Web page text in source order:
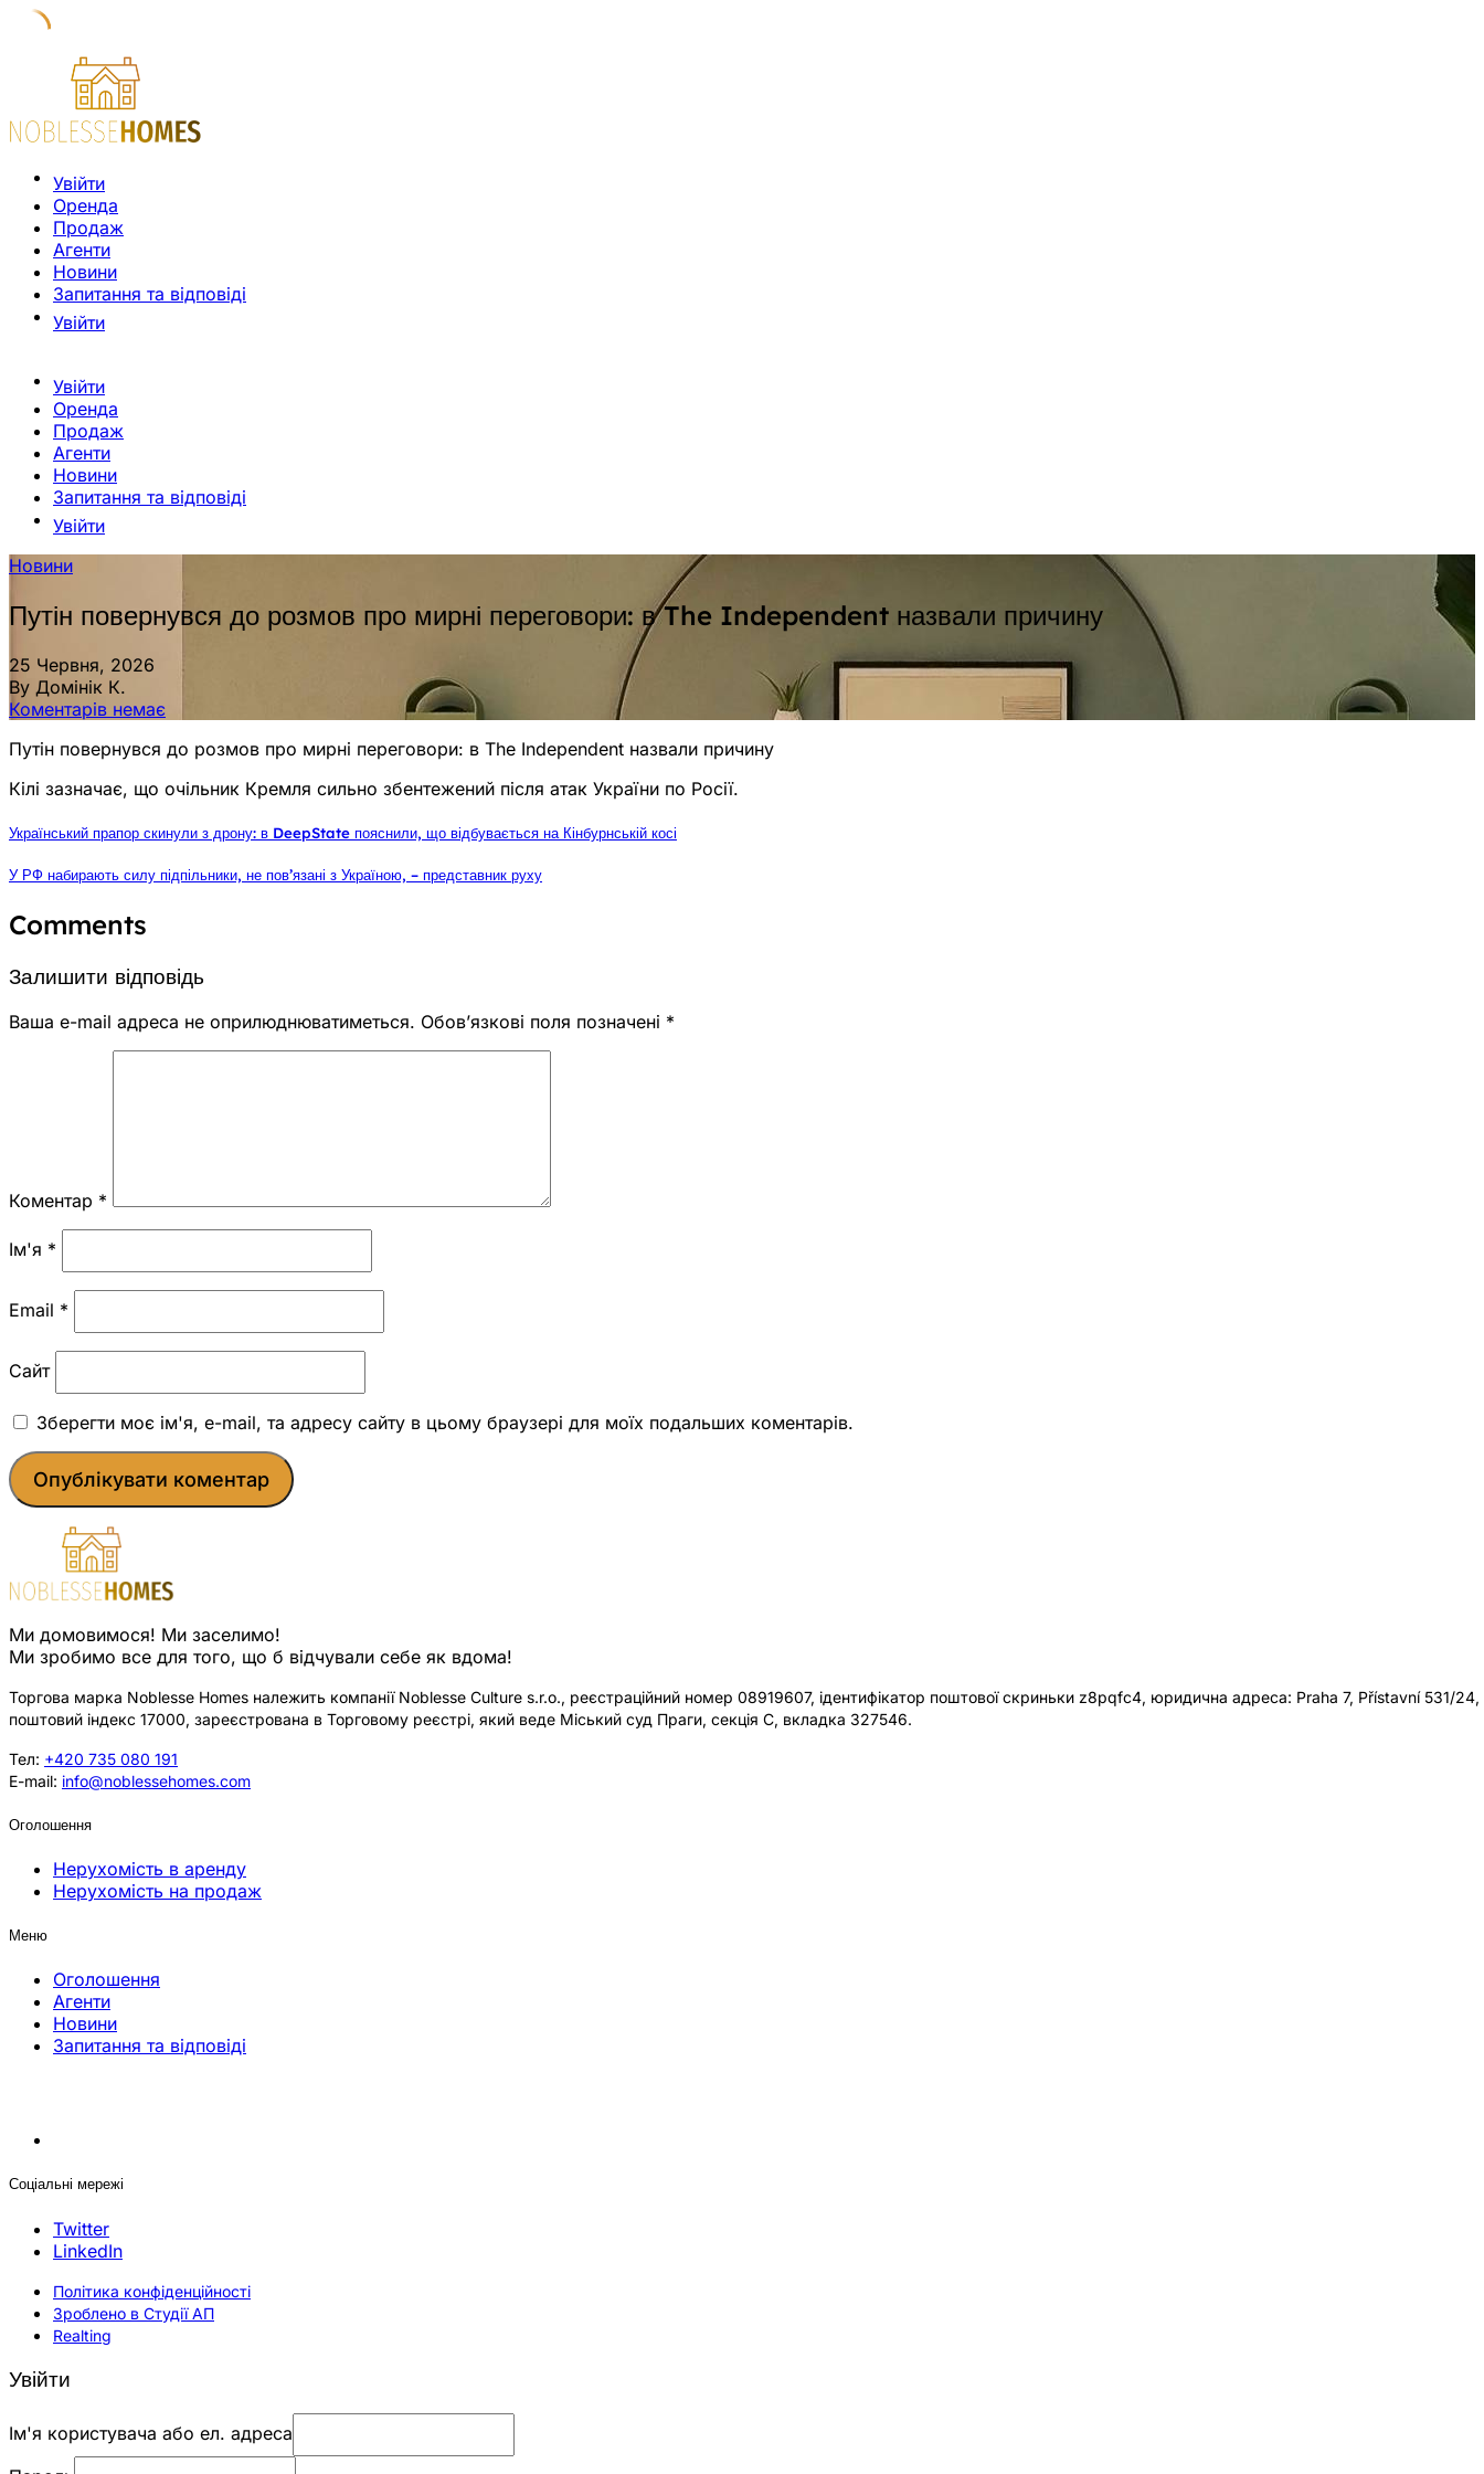
Увійти
Оренда
Продаж
Агенти
Новини
Запитання та відповіді
Увійти
Увійти
Оренда
Продаж
Агенти
Новини
Запитання та відповіді
Увійти
Новини
Путін повернувся до розмов про мирні переговори: в The Independent назвали причину
25 Червня, 2026
By Домінік К.
Коментарів немає
Путін повернувся до розмов про мирні переговори: в The Independent назвали причину
Кілі зазначає, що очільник Кремля сильно збентежений після атак України по Росії.
Український прапор скинули з дрону: в DeepState пояснили, що відбувається на Кінбурнській косі
У РФ набирають силу підпільники, не пов’язані з Україною, – представник руху
Comments
Залишити відповідь
Ваша e-mail адреса не оприлюднюватиметься. Обов’язкові поля позначені *
Коментар *
Ім'я *
Email *
Сайт
Зберегти моє ім'я, e-mail, та адресу сайту в цьому браузері для моїх подальших коментарів.
Ми домовимося! Ми заселимо!
Ми зробимо все для того, що б відчували себе як вдома!
Торгова марка Noblesse Homes належить компанії Noblesse Culture s.r.o., реєстраційний номер 08919607, ідентифікатор поштової скриньки z8pqfc4, юридична адреса: Praha 7, Přístavní 531/24,
поштовий індекс 17000, зареєстрована в Торговому реєстрі, який веде Міський суд Праги, секція C, вкладка 327546.
Тел: +420 735 080 191
E-mail: info@noblessehomes.com
Оголошення
Нерухомість в аренду
Нерухомість на продаж
Меню
Оголошення
Агенти
Новини
Запитання та відповіді
Соціальні мережі
Twitter
LinkedIn
Політика конфіденційності
Зроблено в Студії АП
Realting
Увійти
Ім'я користувача або ел. адреса